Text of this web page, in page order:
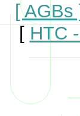
[ AGBs
[ HTC